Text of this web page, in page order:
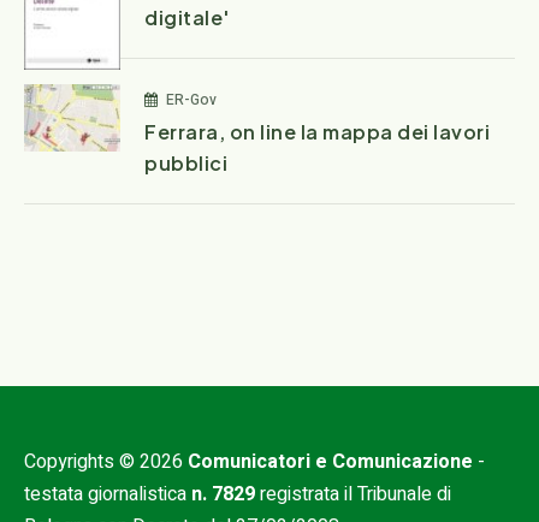
digitale'
ER-Gov
Ferrara, on line la mappa dei lavori
pubblici
Copyrights © 2026 Comunicatori e Comunicazione -
testata giornalistica n. 7829registrata il Tribunale di